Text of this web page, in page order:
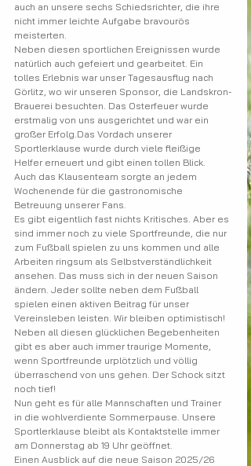
auch an unsere sechs Schiedsrichter, die ihre
nicht immer leichte Aufgabe bravourös
meisterten.
Neben diesen sportlichen Ereignissen wurde
natürlich auch gefeiert und gearbeitet. Ein
tolles Erlebnis war unser Tagesausflug nach
Görlitz, wo wir unseren Sponsor, die Landskron-
Brauerei besuchten. Das Osterfeuer wurde
erstmalig von uns ausgerichtet und war ein
großer Erfolg.Das Vordach unserer
Sportlerklause wurde durch viele fleißige
Helfer erneuert und gibt einen tollen Blick.
Auch das Klausenteam sorgte an jedem
Wochenende für die gastronomische
Betreuung unserer Fans.
Es gibt eigentlich fast nichts Kritisches. Aber es
sind immer noch zu viele Sportfreunde, die nur
zum Fußball spielen zu uns kommen und alle
Arbeiten ringsum als Selbstverständlichkeit
ansehen. Das muss sich in der neuen Saison
ändern. Jeder sollte neben dem Fußball
spielen einen aktiven Beitrag für unser
Vereinsleben leisten. Wir bleiben optimistisch!
Neben all diesen glücklichen Begebenheiten
gibt es aber auch immer traurige Momente,
wenn Sportfreunde urplötzlich und völlig
überraschend von uns gehen. Der Schock sitzt
noch tief!
Nun geht es für alle Mannschaften und Trainer
in die wohlverdiente Sommerpause. Unsere
Sportlerklause bleibt als Kontaktstelle immer
am Donnerstag ab 19 Uhr geöffnet.
Einen Ausblick auf die neue Saison 2025/26